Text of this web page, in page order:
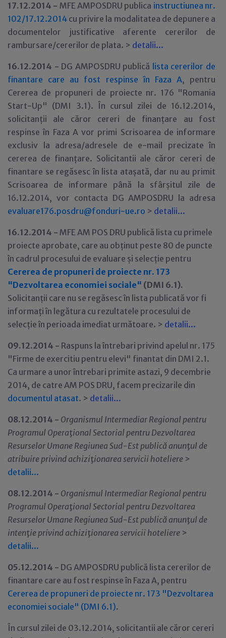
17.12.2014 - MFE AMPOSDRU publica instructiunea nr.
102/17.12.2014 cu privire la modalitatea de depunere a
documentelor justificative aferente cererilor de
rambursare/cererilor de plata. > detalii...
16.12.2014 - DG AMPOSDRU publică lista cererilor de
finantare care au fost respinse în Faza A, pentru
Cererea de propuneri de proiecte nr. 176 "Romania
Start-Up" (DMI 3.1). În cursul zilei de 16.12.2014,
solicitanții ale căror cereri de finanțare au fost
respinse în Faza A vor primi Scrisoarea de informare
exclusiv la adresa/adresele de e-mail precizate în
cererea de finanțare. Solicitantii ale căror cereri de
finantare se regăsesc în lista atașată, dar nu au primit
Scrisoarea de informare până la sfârșitul zile de
16.12.2014, vor contacta DG AMPOSDRU la adresa
evaluare176.posdru@fonduri-ue.ro > detalii...
16.12.2014 - MFE AM POS DRU publică lista cu primele
proiecte aprobate, care au obținut peste 80 de puncte
în cadrul procesului de evaluare și selecție pentru
Cererea de propuneri de proiecte nr. 173
"Dezvoltarea economiei sociale" (DMI 6.1).
Solicitanții care nu se regăsesc în lista publicată vor fi
informați în legătura cu rezultatele procesului de
selecție în perioada imediat următoare. > detalii...
09.12.2014 - Raspuns la întrebari privind apelul nr. 175
"Firme de exercitiu pentru elevi" finantat din DMI 2.1.
Ca urmare a unor întrebari primite astazi, 9 decembrie
2014, de catre AM POS DRU, facem precizarile din
documentul atasat. > detalii...
08.12.2014 - Organismul Intermediar Regional pentru
Programul Operaţional Sectorial pentru Dezvoltarea
Resurselor Umane Regiunea Sud-Est publică anunţul de
atribuire privind achiziţionarea servicii hoteliere >
detalii...
08.12.2014 - Organismul Intermediar Regional pentru
Programul Operaţional Sectorial pentru Dezvoltarea
Resurselor Umane Regiunea Sud-Est publică anunţul de
intenţie privind achiziţionarea servicii hoteliere >
detalii...
05.12.2014 - DG AMPOSDRU publică lista cererilor de
finantare care au fost respinse în Faza A, pentru
Cererea de propuneri de proiecte nr. 173 "Dezvoltarea
economiei sociale" (DMI 6.1).
În cursul zilei de 03.12.2014, solicitantii ale căror cereri